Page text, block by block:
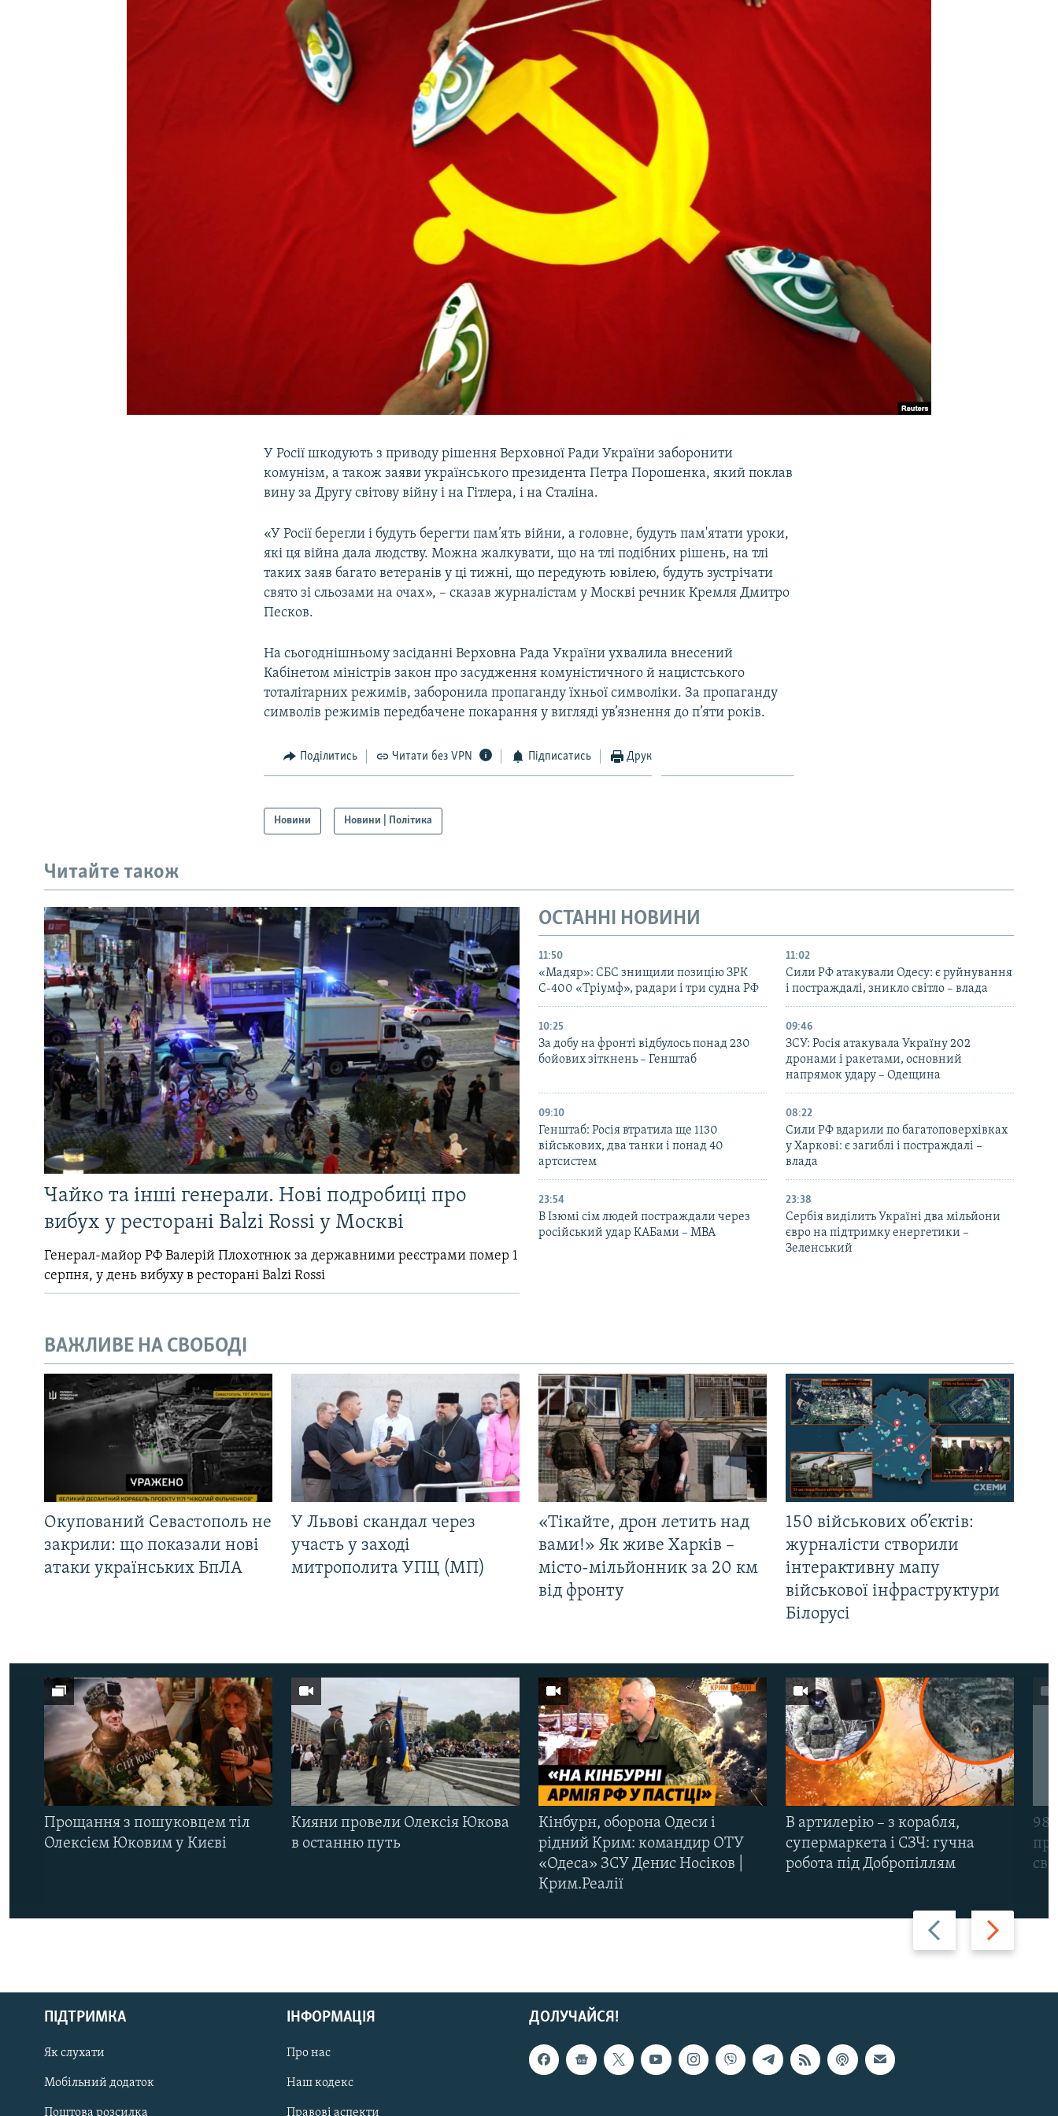
РУС
ДОЛУЧАЙСЯ!
У Росії шкодують з приводу рішення Верховної Ради України заборонити
комунізм, а також заяви українського президента Петра Порошенка, який поклав
вину за Другу світову війну і на Гітлера, і на Сталіна.
«У Росії берегли і будуть берегти пам’ять війни, а головне, будуть пам'ятати уроки,
які ця війна дала людству. Можна жалкувати, що на тлі подібних рішень, на тлі
таких заяв багато ветеранів у ці тижні, що передують ювілею, будуть зустрічати
свято зі сльозами на очах», – сказав журналістам у Москві речник Кремля Дмитро
Песков.
На сьогоднішньому засіданні Верховна Рада України ухвалила внесений
Кабінетом міністрів закон про засудження комуністичного й нацистського
тоталітарних режимів, заборонила пропаганду їхньої символіки. За пропаганду
символів режимів передбачене покарання у вигляді ув’язнення до п’яти років.
Поділитись Читати без VPN Підписатись Друк
Новини Новини | Політика
Читайте також
Чайко та інші генерали. Нові подробиці про
вибух у ресторані Balzi Rossi у Москві
Генерал-майор РФ Валерій Плохотнюк за державними реєстрами помер 1
серпня, у день вибуху в ресторані Balzi Rossi
ОСТАННІ НОВИНИ
11:50
«Мадяр»: СБС знищили позицію ЗРК
С-400 «Тріумф», радари і три судна РФ
11:02
Сили РФ атакували Одесу: є руйнування
і постраждалі, зникло світло – влада
10:25
За добу на фронті відбулось понад 230
бойових зіткнень – Генштаб
09:46
ЗСУ: Росія атакувала Україну 202
дронами і ракетами, основний
напрямок удару – Одещина
09:10
Генштаб: Росія втратила ще 1130
військових, два танки і понад 40
артсистем
08:22
Сили РФ вдарили по багатоповерхівках
у Харкові: є загиблі і постраждалі –
влада
23:54
В Ізюмі сім людей постраждали через
російський удар КАБами – МВА
23:38
Сербія виділить Україні два мільйони
євро на підтримку енергетики –
Зеленський
ВАЖЛИВЕ НА СВОБОДІ
Окупований Севастополь не
закрили: що показали нові
атаки українських БпЛА
У Львові скандал через
участь у заході
митрополита УПЦ (МП)
«Тікайте, дрон летить над
вами!» Як живе Харків –
місто-мільйонник за 20 км
від фронту
150 військових об’єктів:
журналісти створили
інтерактивну мапу
військової інфраструктури
Білорусі
Назад Вперед
Прощання з пошуковцем тіл
Олексієм Юковим у Києві
Кияни провели Олексія Юкова
в останню путь
Кінбурн, оборона Одеси і
рідний Крим: командир ОТУ
«Одеса» ЗСУ Денис Носіков |
Крим.Реалії
В артилерію – з корабля,
супермаркета і СЗЧ: гучна
робота під Добропіллям
98-
ДОЛУЧАЙСЯ!
ПІДТРИМКА
Як слухати
Мобільний додаток
Поштова розсилка
ІНФОРМАЦІЯ
Про нас
Наш кодекс
Правові аспекти